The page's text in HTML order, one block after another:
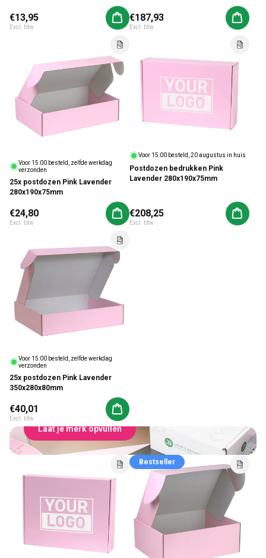
Normale prijs
€13,95
Excl. btw
Aan winkelwagen toevoegen
Normale prijs
€187,93
Excl. btw
Aan
Voor 15:00 besteld, zelfde werkdag
verzonden
25x postdozen Pink Lavender
280x190x75mm
Normale prijs
€24,80
Excl. btw
Aan winkelwagen toevoegen
Voor 15:00 besteld, 20 augustus in huis
Postdozen bedrukken Pink
Lavender 280x190x75mm
Normale prijs
€208,25
Excl. btw
Aan
Voor 15:00 besteld, zelfde werkdag
verzonden
25x postdozen Pink Lavender
350x280x80mm
Normale prijs
€40,01
Excl. btw
Aan winkelwagen toevoegen
Van verzenddoos naar visitekaartje
Postdozen Bedrukken
Laat je merk opvullen
Bestseller